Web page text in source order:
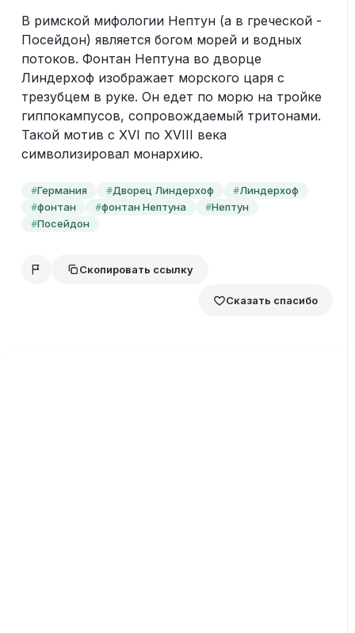
В римской мифологии Нептун (а в греческой -
Посейдон) является богом морей и водных
потоков. Фонтан Нептуна во дворце
Линдерхоф изображает морского царя с
трезубцем в руке. Он едет по морю на тройке
гиппокампусов, сопровождаемый тритонами.
Такой мотив с XVI по XVIII века
символизировал монархию.
#Германия #Дворец Линдерхоф #Линдерхоф
#фонтан #фонтан Нептуна #Нептун
#Посейдон
Скопировать ссылку
Сказать спасибо